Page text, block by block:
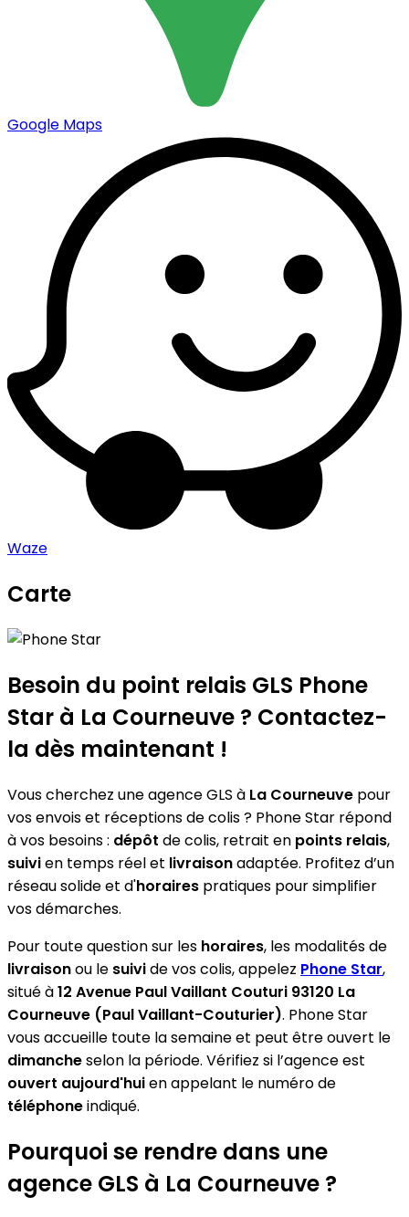
Google Maps
Waze
Carte
+
−
Besoin du point relais GLS Phone
Star à La Courneuve ? Contactez-
la dès maintenant !
Vous cherchez une agence GLS à La Courneuve pour
vos envois et réceptions de colis ? Phone Star répond
à vos besoins : dépôt de colis, retrait en points relais,
suivien temps réel et livraisonadaptée. Profitez d’un
réseau solide et d'horaires pratiques pour simplifier
vos démarches.
Pour toute question sur les horaires, les modalités de
livraisonou le suivide vos colis, appelez Phone Star,
situé à12 Avenue Paul Vaillant Couturi 93120 La
Courneuve (Paul Vaillant-Couturier). Phone Star
vous accueille toute la semaine et peut être ouvert le
dimancheselon la période. Vérifiez si l’agence est
ouvert aujourd'huien appelant le numéro de
téléphoneindiqué.
Pourquoi se rendre dans une
agence GLS à La Courneuve ?